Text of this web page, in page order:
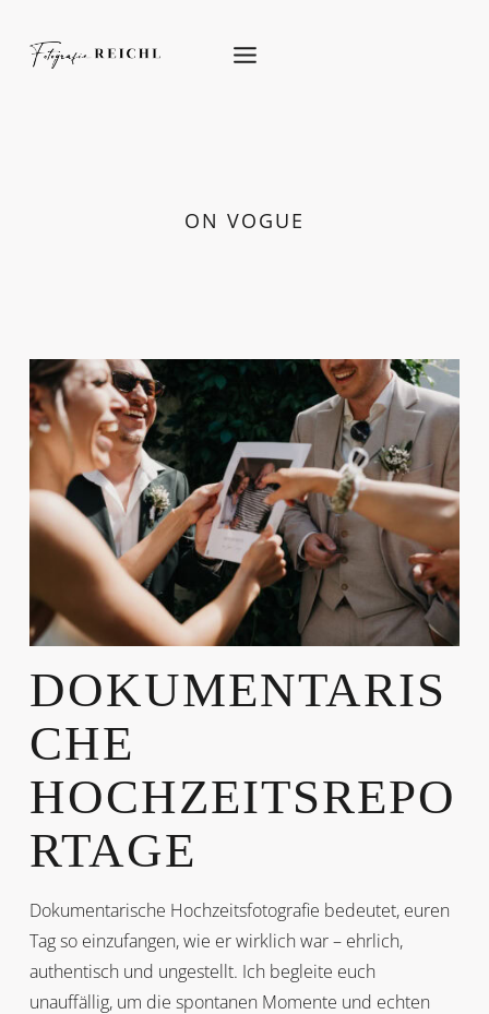
content
ON VOGUE
DOKUMENTARIS
CHE
HOCHZEITSREPO
RTAGE
Dokumentarische Hochzeitsfotografie bedeutet, euren
Tag so einzufangen, wie er wirklich war – ehrlich,
authentisch und ungestellt. Ich begleite euch
unauffällig, um die spontanen Momente und echten